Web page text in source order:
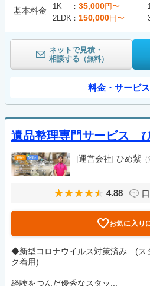
基本料金 1K 35,000円〜
2LDK
150,000円〜
ネットで見積・
相談する （無料）
料金・サービ
遺品整理専門サービス
[運営会社] ひめ紫
4.88
お気に入り
◆新型コロナウイルス対策済み (ス
ク着用)
経験をつんだ優秀なスタッ...